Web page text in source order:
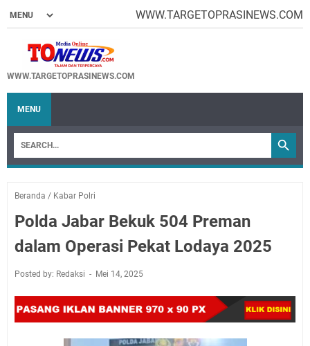
WWW.TARGETOPRASINEWS.COM
WWW.TARGETOPRASINEWS.COM
MENU
Beranda / Kabar Polri
Polda Jabar Bekuk 504 Preman
dalam Operasi Pekat Lodaya 2025
Posted by: Redaksi Mei 14, 2025